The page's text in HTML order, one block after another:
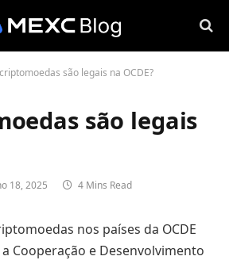
são legais na OCDE?
são legais
18, 2025 4 Mins Read
nos países da OCDE
Cooperação e Desenvolvimento